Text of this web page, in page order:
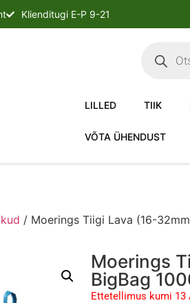
Klienditugi E-P 9-21
LILLED TIIK
VÕTA ÜHENDUST
/ Moerings Tiigi Lava (16-
Moerings
BigBag
Ettetellimus kumi 13